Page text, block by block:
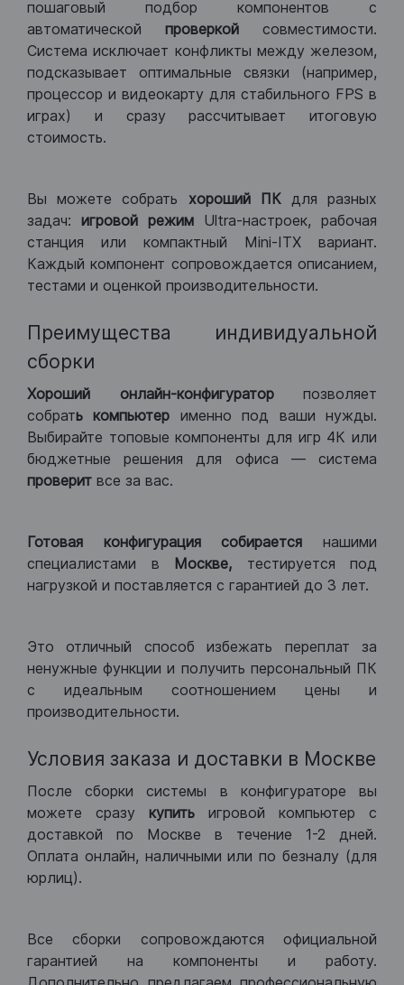
пошаговый подбор компонентов с
автоматической проверкой совместимости.
Система исключает конфликты между железом,
подсказывает оптимальные связки (например,
процессор и видеокарту для стабильного FPS в
играх) и сразу рассчитывает итоговую
стоимость.
Вы можете собрать хороший ПКдля разных
задач: игровой режим Ultra-настроек, рабочая
станция или компактный Mini-ITX вариант.
Каждый компонент сопровождается описанием,
тестами и оценкой производительности.
Преимущества индивидуальной
сборки
Хороший онлайн-конфигураторпозволяет
собрать компьютер именно под ваши нужды.
Выбирайте топовые компоненты для игр 4К или
бюджетные решения для офиса — система
проверит все за вас.
Готовая конфигурация собираетсянашими
специалистами в Москве, тестируется под
нагрузкой и поставляется с гарантией до 3 лет.
Это отличный способ избежать переплат за
ненужные функции и получить персональный ПК
с идеальным соотношением цены и
производительности.
Условия заказа и доставки в Москве
После сборки системы в конфигураторе вы
можете сразу купить игровой компьютер с
доставкой по Москве в течение 1-2 дней.
Оплата онлайн, наличными или по безналу (для
юрлиц).
Все сборки сопровождаются официальной
гарантией на компоненты и работу.